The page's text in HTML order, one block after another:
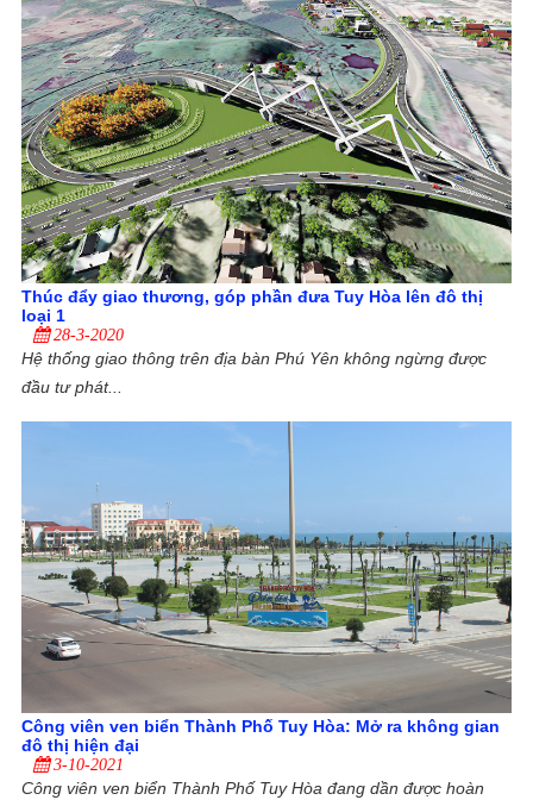
Thúc đẩy giao thương, góp phần đưa Tuy Hòa lên đô thị
loại 1
28-3-2020
Hệ thống giao thông trên địa bàn Phú Yên không ngừng được
đầu tư phát...
Công viên ven biển Thành Phố Tuy Hòa: Mở ra không gian
đô thị hiện đại
3-10-2021
Công viên ven biển Thành Phố Tuy Hòa đang dần được hoàn